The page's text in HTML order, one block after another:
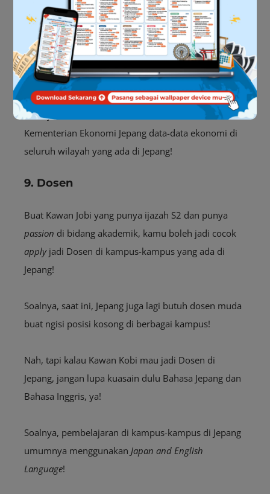
adalah Kementerian Ekonomi.
Kementerian Ekonomi Jepang saat ini sedang
membutuhkan sekitar 300.000 orang untuk menjadi
Data Scientist.
Pekerjaan ini dibutuhkan untuk membantu
Kementerian Ekonomi Jepang data-data ekonomi di
seluruh wilayah yang ada di Jepang!
9. Dosen
Buat Kawan Jobi yang punya ijazah S2 dan punya
passion di bidang akademik, kamu boleh jadi cocok
applyjadi Dosen di kampus-kampus yang ada di
Jepang!
Soalnya, saat ini, Jepang juga lagi butuh dosen muda
buat ngisi posisi kosong di berbagai kampus!
Nah, tapi kalau Kawan Kobi mau jadi Dosen di
Jepang, jangan lupa kuasain dulu Bahasa Jepang dan
Bahasa Inggris, ya!
Soalnya, pembelajaran di kampus-kampus di Jepang
umumnya menggunakan Japan and English
Language!